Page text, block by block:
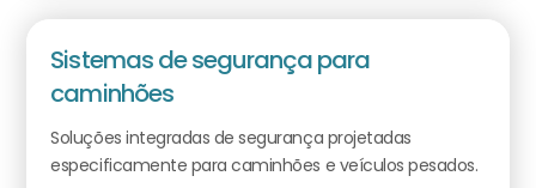
Sistemas de segurança para
caminhões
Soluções integradas de segurança projetadas
especificamente para caminhões e veículos pesados.